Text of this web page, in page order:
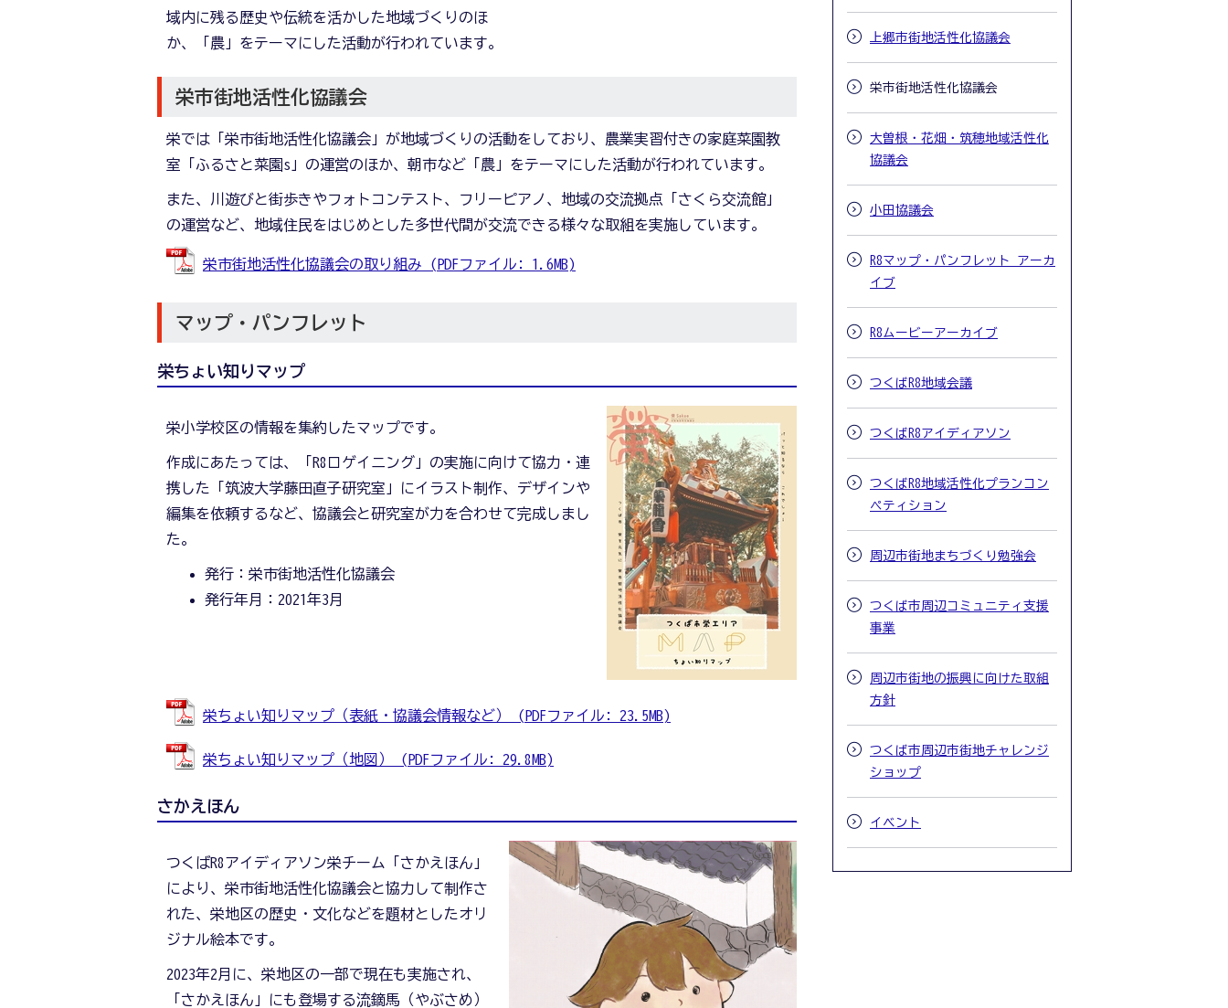
域内に残る歴史や伝統を活かした地域づくりのほ
か、「農」をテーマにした活動が行われています。
栄市街地活性化協議会
栄では「栄市街地活性化協議会」が地域づくりの活動をしており、農業実習付きの家庭菜園教
室「ふるさと菜園s」の運営のほか、朝市など「農」をテーマにした活動が行われています。
また、川遊びと街歩きやフォトコンテスト、フリーピアノ、地域の交流拠点「さくら交流館」
の運営など、地域住民をはじめとした多世代間が交流できる様々な取組を実施しています。
栄市街地活性化協議会の取り組み (PDFファイル: 1.6MB)
マップ・パンフレット
栄ちょい知りマップ
栄小学校区の情報を集約したマップです。
作成にあたっては、「R8ロゲイニング」の実施に向けて協力・連
携した「筑波大学藤田直子研究室」にイラスト制作、デザインや
編集を依頼するなど、協議会と研究室が力を合わせて完成しまし
た。
発行：栄市街地活性化協議会
発行年月：2021年3月
栄ちょい知りマップ（表紙・協議会情報など） (PDFファイル: 23.5MB)
栄ちょい知りマップ（地図） (PDFファイル: 29.8MB)
さかえほん
つくばR8アイディアソン栄チーム「さかえほん」
により、栄市街地活性化協議会と協力して制作さ
れた、栄地区の歴史・文化などを題材としたオリ
ジナル絵本です。
2023年2月に、栄地区の一部で現在も実施され、
「さかえほん」にも登場する流鏑馬（やぶさめ）
上郷市街地活性化協議会
栄市街地活性化協議会
大曽根・花畑・筑穂地域活性化
協議会
小田協議会
R8マップ・パンフレット アーカ
イブ
R8ムービーアーカイブ
つくばR8地域会議
つくばR8アイディアソン
つくばR8地域活性化プランコン
ペティション
周辺市街地まちづくり勉強会
つくば市周辺コミュニティ支援
事業
周辺市街地の振興に向けた取組
方針
つくば市周辺市街地チャレンジ
ショップ
イベント